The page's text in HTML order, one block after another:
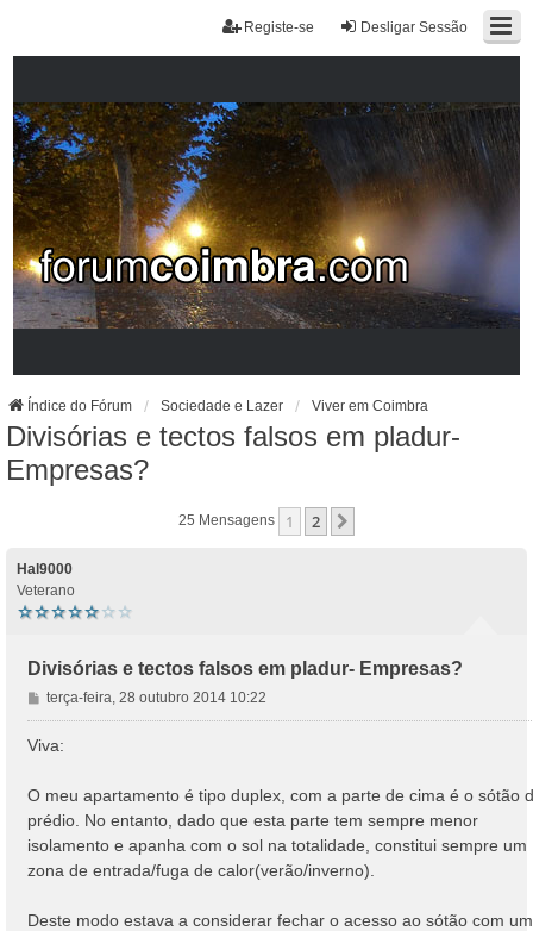
Desligar Sessão
Registe-se
Índice do Fórum Sociedade e Lazer Viver em Coimbra
Divisórias e tectos falsos em pladur-
Empresas?
25 Mensagens 1 2
Hal9000
Veterano
Divisórias e tectos falsos em pladur- Empresas?
M
e
n
g
e
m
terça-feira, 28 outubro 2014 10:22
Viva:
O meu apartamento é tipo duplex, com a parte de cima é o sótão
prédio. No entanto, dado que esta parte tem sempre menor
isolamento e apanha com o sol na totalidade, constitui sempre um
zona de entrada/fuga de calor(verão/inverno).
Deste modo estava a considerar fechar o acesso ao sótão com